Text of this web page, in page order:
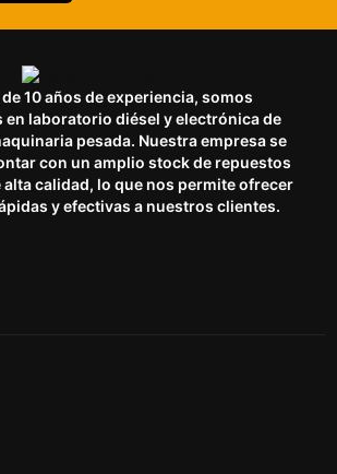
10 años de experiencia, somos
en laboratorio diésel y electrónica de
pesada. Nuestra empresa se
con un amplio stock de repuestos
calidad, lo que nos permite ofrecer
y efectivas a nuestros clientes.